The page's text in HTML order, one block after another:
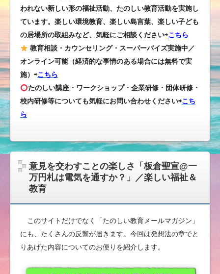
われない新しい形の福祉活動、たのしい教育活動を実施し
ています。楽しい環境教育、楽しい島言葉、楽しい子ども
の居場所の取組みなど、気軽にご相談ください⇨こちら
教育相談・カウンセリング・スーパーバイズ実施中／
オンライン可能（経済的な事情のある場合には無料で実
施）⇨こちら
たのしい講座・ワークショップ・企業研修・団体研修・
校内研修等についても気軽にお問い合わせください⇨こち
ら
意見を交わすことの楽しさ「板倉聖宣@一
万円札は電気を通すか？」／楽しい福祉＆
教育
このサイトだけでなく「たのしい教育メールマガジン」
にも、たくさんの反響が届きます。今回は発想法の章でと
りあげた内容についてのお便りを紹介します。